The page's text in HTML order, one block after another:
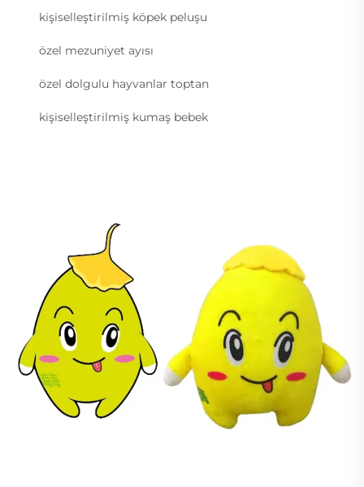
kişiselleştirilmiş köpek peluşu
özel mezuniyet ayısı
özel dolgulu hayvanlar toptan
kişiselleştirilmiş kumaş bebek